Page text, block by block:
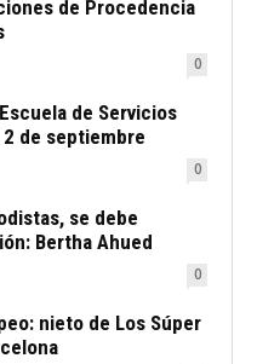
de Procedencia
0
de Servicios
de septiembre
0
se debe
Bertha Ahued
0
nieto de Los Súper